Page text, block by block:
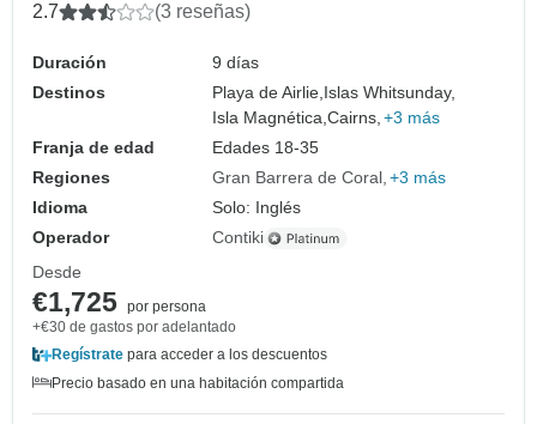
2.7 (3 reseñas)
Duración
9 días
Destinos
Playa de Airlie,Islas Whitsunday,
Isla Magnética,Cairns, +3 más
Franja de edad
Edades 18-35
Regiones
Gran Barrera de Coral +3 más
Idioma
Solo: Inglés
Operador
Contiki
Desde
€1,725 por persona
+€30 de gastos por adelantado
Regístrate para acceder a los descuentos
Precio basado en una habitación compartida